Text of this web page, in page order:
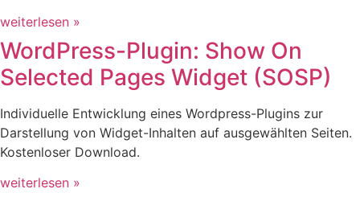
weiterlesen »
WordPress-Plugin: Show On
Selected Pages Widget (SOSP)
Individuelle Entwicklung eines Wordpress-Plugins zur
Darstellung von Widget-Inhalten auf ausgewählten Seiten.
Kostenloser Download.
weiterlesen »